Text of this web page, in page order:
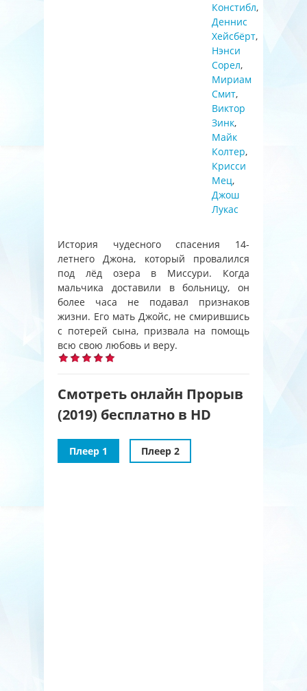
Констибл,
Деннис
Хейсбёрт,
Нэнси
Сорел,
Мириам
Смит,
Виктор
Зинк,
Майк
Колтер,
Крисси
Мец,
Джош
Лукас
История чудесного спасения 14-
летнего Джона, который провалился
под лёд озера в Миссури. Когда
мальчика доставили в больницу, он
более часа не подавал признаков
жизни. Его мать Джойс, не смирившись
с потерей сына, призвала на помощь
всю свою любовь и веру.
Смотреть онлайн Прорыв
(2019) бесплатно в HD
Плеер 1 Плеер 2